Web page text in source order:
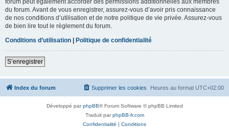
du forum. Avant de vous enregistrer, assurez-vous d’avoir pris connaissance
de nos conditions d’utilisation et de notre politique de vie privée. Assurez-vous
de bien lire tout le règlement du forum.
Conditions d’utilisation | Politique de confidentialité
S’enregistrer
Index du forum Heures au format UTC+02:00
Supprimer les cookies
Développé parphpBB® Forum Software © phpBB Limited
Traduit parphpBB-fr.com
Confidentialité | Conditions